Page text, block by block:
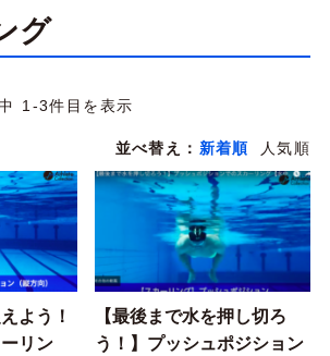
グ
1-3件目を表示
並べ替え： 新着順 人気順
よう！
リン
【最後まで水を押し切ろ
う！】プッシュポジション